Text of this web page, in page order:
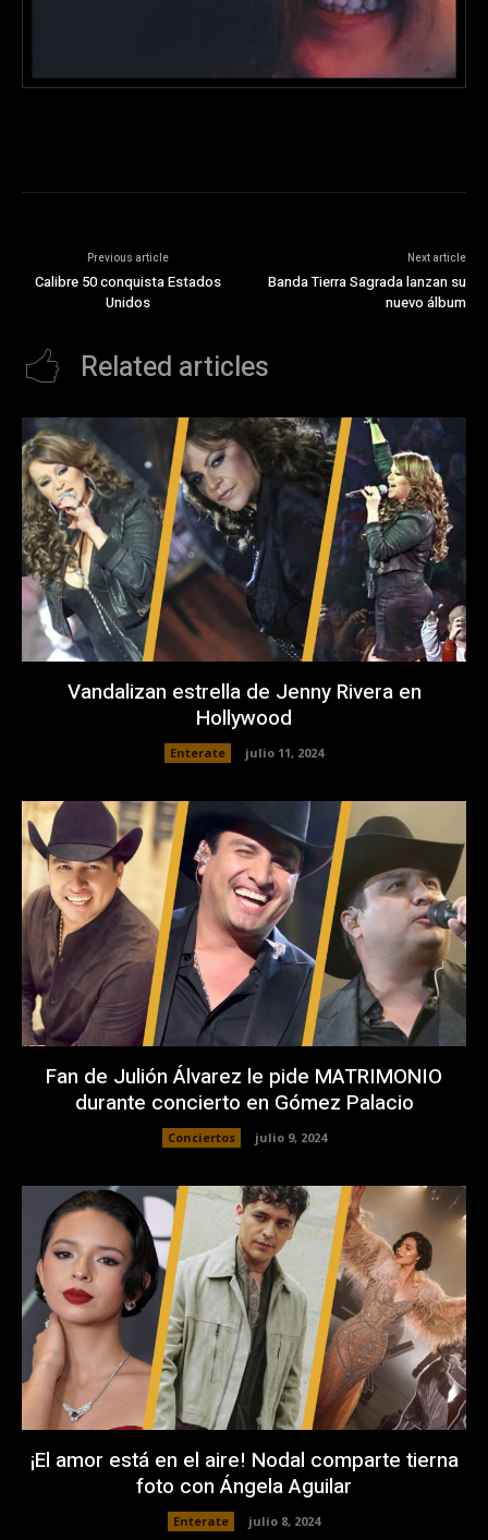
Previous article
Calibre 50 conquista Estados
Unidos
Next article
Banda Tierra Sagrada lanzan su
nuevo álbum
Related articles
Vandalizan estrella de Jenny Rivera en
Hollywood
Enterate julio 11, 2024
Fan de Julión Álvarez le pide MATRIMONIO
durante concierto en Gómez Palacio
Conciertos julio 9, 2024
¡El amor está en el aire! Nodal comparte tierna
foto con Ángela Aguilar
Enterate julio 8, 2024